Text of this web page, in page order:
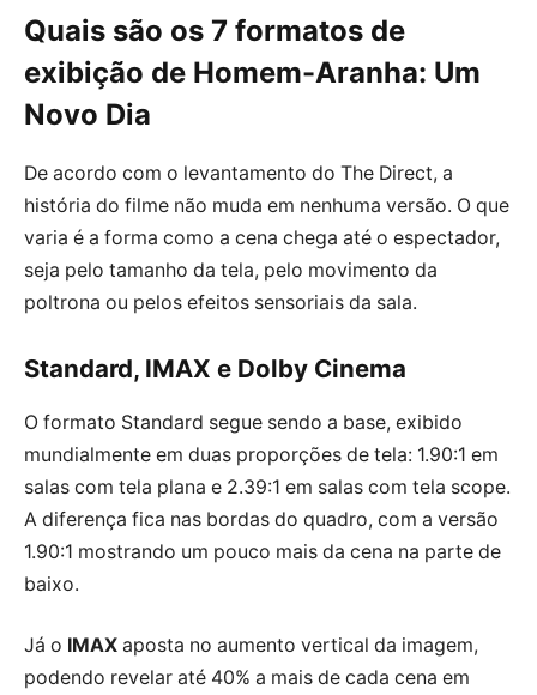
Quais são os 7 formatos de
exibição de Homem-Aranha: Um
Novo Dia
De acordo com o levantamento do The Direct, a
história do filme não muda em nenhuma versão. O que
varia é a forma como a cena chega até o espectador,
seja pelo tamanho da tela, pelo movimento da
poltrona ou pelos efeitos sensoriais da sala.
Standard, IMAX e Dolby Cinema
O formato Standard segue sendo a base, exibido
mundialmente em duas proporções de tela: 1.90:1 em
salas com tela plana e 2.39:1 em salas com tela scope.
A diferença fica nas bordas do quadro, com a versão
1.90:1 mostrando um pouco mais da cena na parte de
baixo.
Já o IMAX aposta no aumento vertical da imagem,
podendo revelar até 40% a mais de cada cena em